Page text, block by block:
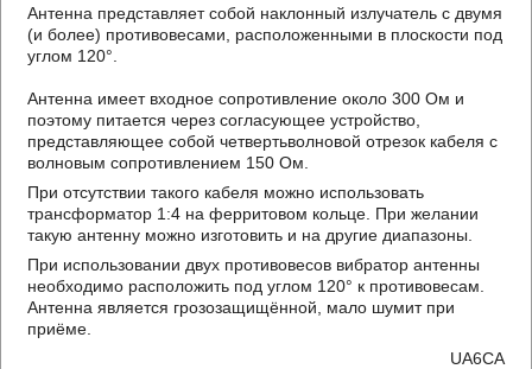
Антенна представляет собой наклонный излучатель с двумя
(и более) противовесами, расположенными в плоскости под
углом 120°.
Антенна имеет входное сопротивление около 300 Ом и
поэтому питается через согласующее устройство,
представляющее собой четвертьволновой отрезок кабеля с
волновым сопротивлением 150 Ом.
При отсутствии такого кабеля можно использовать
трансформатор 1:4 на ферритовом кольце. При желании
такую антенну можно изготовить и на другие диапазоны.
При использовании двух противовесов вибратор антенны
необходимо расположить под углом 120° к противовесам.
Антенна является грозозащищённой, мало шумит при
приёме.
UA6CA